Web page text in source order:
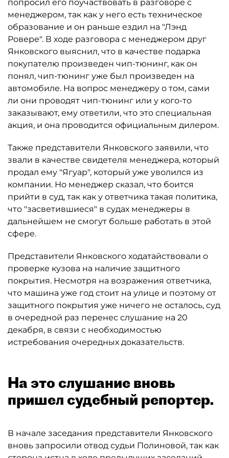
попросил его поучаствовать в разговоре с
менеджером, так как у него есть техническое
образование и он раньше ездил на "Лэнд
Ровере". В ходе разговора с менеджером друг
Янковского выяснил, что в качестве подарка
покупателю произведен чип-тюнинг, как он
понял, чип-тюнинг уже был произведен на
автомобиле. На вопрос менеджеру о том, сами
ли они проводят чип-тюнинг или у кого-то
заказывают, ему ответили, что это специальная
акция, и она проводится официальным дилером.
Также представители Янковского заявили, что
звали в качестве свидетеля менеджера, который
продал ему "Ягуар", который уже уволился из
компании. Но менеджер сказал, что боится
прийти в суд, так как у ответчика такая политика,
что "засветившиеся" в судах менеджеры в
дальнейшем не смогут больше работать в этой
сфере.
Представители Янковского ходатайствовали о
проверке кузова на наличие защитного
покрытия. Несмотря на возражения ответчика,
что машина уже год стоит на улице и поэтому от
защитного покрытия уже ничего не осталось, суд
в очередной раз перенес слушание на 20
декабря, в связи с необходимостью
истребования очередных доказательств.
На это слушание вновь
пришел судебный репортер.
В начале заседания представители Янковского
вновь запросили отвод судьи Полиновой, так как